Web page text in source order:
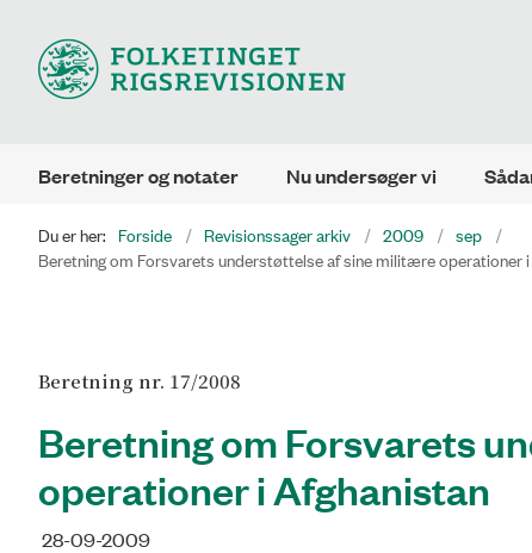
Beretninger og notater Nu undersøger vi
Du er her: Forside Revisionssager arkiv 2009
sep
Beretning om Forsvarets understøttelse af sine militære operationer
Beretning nr. 17/2008
Beretning om Forsvarets
operationer i Afghanistan
28-09-2009